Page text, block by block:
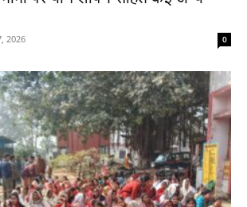
2026 0